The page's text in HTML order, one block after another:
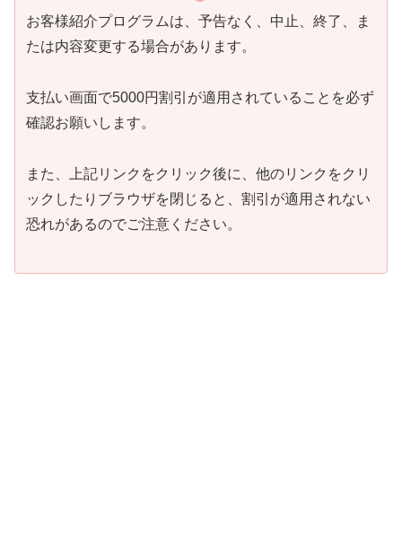
お客様紹介プログラムは、予告なく、中止、終了、ま
たは内容変更する場合があります。
支払い画面で5000円割引が適用されていることを必ず
確認お願いします。
また、上記リンクをクリック後に、他のリンクをクリ
ックしたりブラウザを閉じると、割引が適用されない
恐れがあるのでご注意ください。